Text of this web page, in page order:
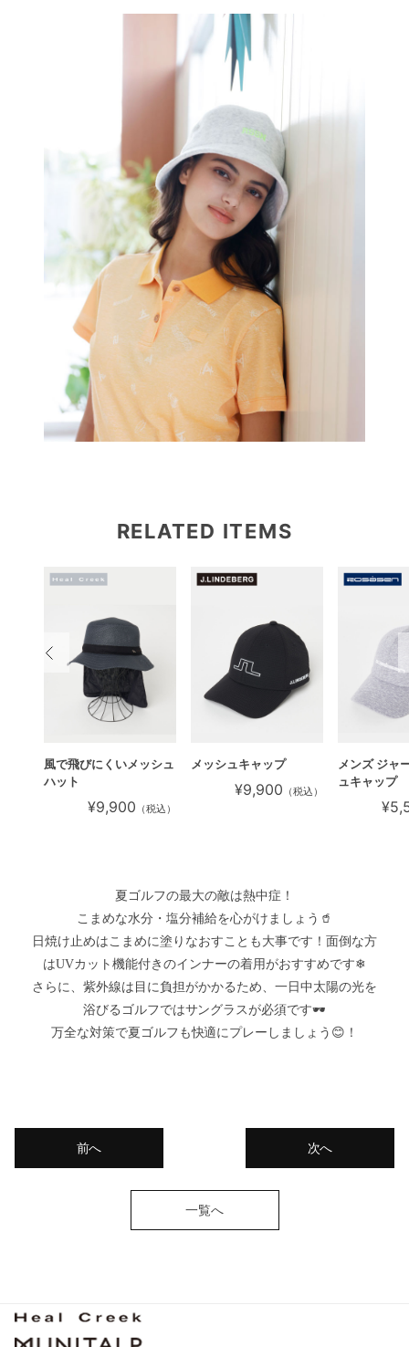
RELATED ITEMS
風で飛びにくいメッシュ
ハット
¥9,900 （税込）
メッシュキャップ
¥9,900 （税込）
メンズ ジャ
ュキャップ
夏ゴルフの最大の敵は熱中症！
こまめな水分・塩分補給を心がけましょう🥤
日焼け止めはこまめに塗りなおすことも大事です！面倒な方
はUVカット機能付きのインナーの着用がおすすめです❄
さらに、紫外線は目に負担がかかるため、一日中太陽の光を
浴びるゴルフではサングラスが必須です🕶
万全な対策で夏ゴルフも快適にプレーしましょう😊！
一覧へ
前へ 次へ